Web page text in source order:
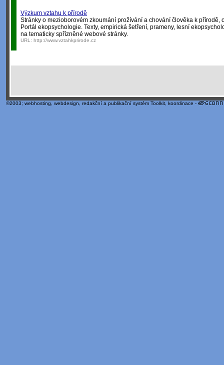
Výzkum vztahu k přírodě
Stránky o mezioborovém zkoumání prožívání a chování člověka k přírodě,
Portál ekopsychologie. Texty, empirická šetření, prameny, lesní
na tematicky spřízněné webové stránky.
URL: http://www.vztahkprirode.cz
©2003; webhosting webdesign redakční a publikační systém Toolkit , koordinace -